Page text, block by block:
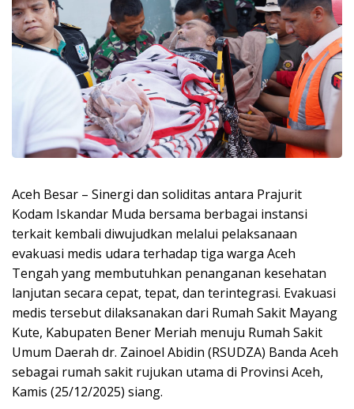
Aceh Besar – Sinergi dan soliditas antara Prajurit
Kodam Iskandar Muda bersama berbagai instansi
terkait kembali diwujudkan melalui pelaksanaan
evakuasi medis udara terhadap tiga warga Aceh
Tengah yang membutuhkan penanganan kesehatan
lanjutan secara cepat, tepat, dan terintegrasi. Evakuasi
medis tersebut dilaksanakan dari Rumah Sakit Mayang
Kute, Kabupaten Bener Meriah menuju Rumah Sakit
Umum Daerah dr. Zainoel Abidin (RSUDZA) Banda Aceh
sebagai rumah sakit rujukan utama di Provinsi Aceh,
Kamis (25/12/2025) siang.